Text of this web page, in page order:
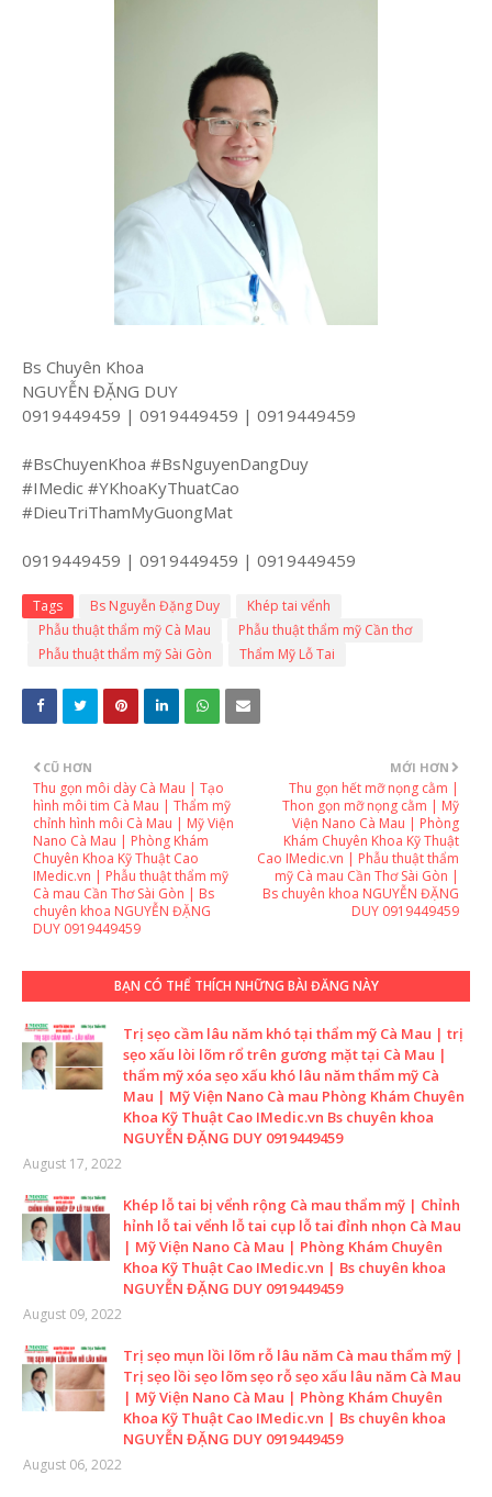
Bs Chuyên Khoa
NGUYỄN ĐẶNG DUY
0919449459 | 0919449459 | 0919449459
#BsChuyenKhoa #BsNguyenDangDuy
#IMedic #YKhoaKyThuatCao
#DieuTriThamMyGuongMat
0919449459 | 0919449459 | 0919449459
Tags Bs Nguyễn Đặng Duy
Khép tai vểnh
Phẫu thuật thẩm mỹ Cà Mau
Phẫu thuật thẩm mỹ Cần thơ
Phẫu thuật thẩm mỹ Sài Gòn
Thẩm Mỹ Lỗ Tai
MỚI HƠN
Thu gọn hết mỡ nọng cằm |
Thon gọn mỡ nọng cằm | Mỹ
Viện Nano Cà Mau | Phòng
Khám Chuyên Khoa Kỹ Thuật
Cao IMedic.vn | Phẫu thuật thẩm
mỹ Cà mau Cần Thơ Sài Gòn |
Bs chuyên khoa NGUYỄN ĐẶNG
DUY 0919449459
CŨ HƠN
Thu gọn môi dày Cà Mau | Tạo
hình môi tim Cà Mau | Thẩm mỹ
chỉnh hình môi Cà Mau | Mỹ Viện
Nano Cà Mau | Phòng Khám
Chuyên Khoa Kỹ Thuật Cao
IMedic.vn | Phẫu thuật thẩm mỹ
Cà mau Cần Thơ Sài Gòn | Bs
chuyên khoa NGUYỄN ĐẶNG
DUY 0919449459
BẠN CÓ THỂ THÍCH NHỮNG BÀI ĐĂNG NÀY
Trị sẹo cầm lâu năm khó tại thẩm mỹ Cà Mau | trị
sẹo xấu lòi lõm rổ trên gương mặt tại Cà Mau |
thẩm mỹ xóa sẹo xấu khó lâu năm thẩm mỹ Cà
Mau | Mỹ Viện Nano Cà mau Phòng Khám Chuyên
Khoa Kỹ Thuật Cao IMedic.vn Bs chuyên khoa
NGUYỄN ĐẶNG DUY 0919449459
August 17, 2022
Khép lỗ tai bị vểnh rộng Cà mau thẩm mỹ | Chỉnh
hỉnh lỗ tai vểnh lỗ tai cụp lỗ tai đỉnh nhọn Cà Mau
| Mỹ Viện Nano Cà Mau | Phòng Khám Chuyên
Khoa Kỹ Thuật Cao IMedic.vn | Bs chuyên khoa
NGUYỄN ĐẶNG DUY 0919449459
August 09, 2022
Trị sẹo mụn lồi lõm rỗ lâu năm Cà mau thẩm mỹ |
Trị sẹo lồi sẹo lõm sẹo rỗ sẹo xấu lâu năm Cà Mau
| Mỹ Viện Nano Cà Mau | Phòng Khám Chuyên
Khoa Kỹ Thuật Cao IMedic.vn | Bs chuyên khoa
NGUYỄN ĐẶNG DUY 0919449459
August 06, 2022